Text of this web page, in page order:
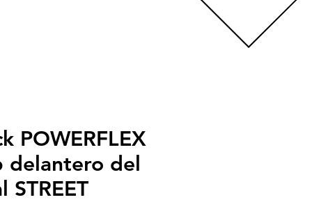
POWERFLEX
delantero del
STREET